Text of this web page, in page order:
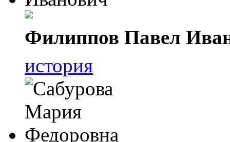
Филиппов Павел
история